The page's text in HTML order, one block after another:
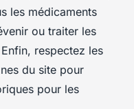
les médicaments
ou traiter les
respectez les
du site pour
pour les